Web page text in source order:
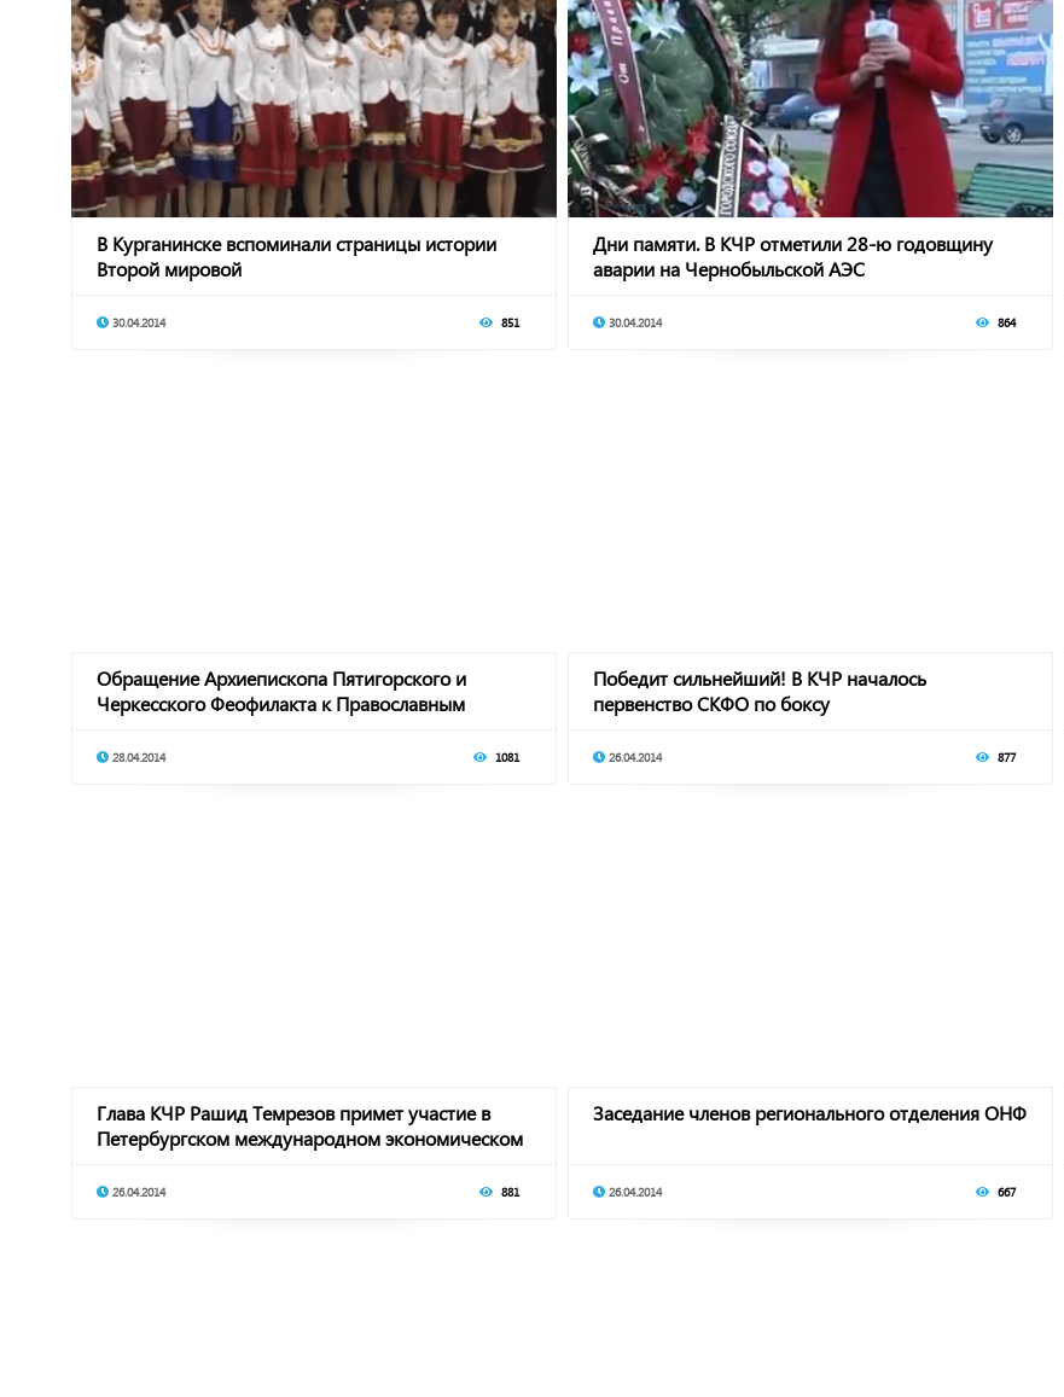
В Курганинске вспоминали страницы истории
Второй мировой
30.04.2014 851
Дни памяти. В КЧР отметили 28-ю годовщину
аварии на Чернобыльской АЭС
30.04.2014 864
Обращение Архиепископа Пятигорского и
Черкесского Феофилакта к Православным
28.04.2014 1081
Победит сильнейший! В КЧР началось
первенство СКФО по боксу
26.04.2014 877
Глава КЧР Рашид Темрезов примет участие в
Петербургском международном экономическом
26.04.2014 881
Заседание членов регионального отделения ОНФ
26.04.2014 667